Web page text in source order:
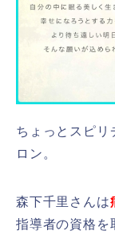
ちょっとスピリ
ロン。
森下千里さんは
指導者の資格を